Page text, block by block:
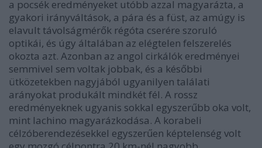
a pocsék eredményeket utóbb azzal magyarázta, a
gyakori irányváltások, a pára és a füst, az amúgy is
elavult távolságmérők régóta cserére szoruló
optikái, és úgy általában az elégtelen felszerelés
okozta azt. Azonban az angol cirkálók eredményei
semmivel sem voltak jobbak, és a későbbi
ütközetekben nagyjából ugyanilyen találati
arányokat produkált mindkét fél. A rossz
eredményeknek ugyanis sokkal egyszerűbb oka volt,
mint Iachino magyarázkodása. A korabeli
célzóberendezésekkel egyszerűen képtelenség volt